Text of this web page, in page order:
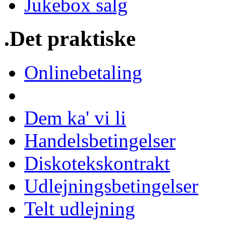
Jukebox salg
.Det praktiske
Onlinebetaling
Dem ka' vi li
Handelsbetingelser
Diskotekskontrakt
Udlejningsbetingelser
Telt udlejning